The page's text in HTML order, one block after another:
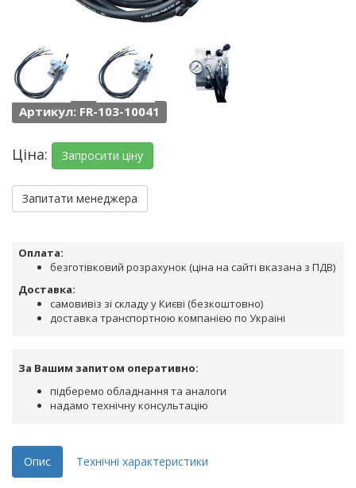
Артикул: FR-103-10041
Ціна: Запросити ціну
Запитати менеджера
Оплата:
безготівковий розрахунок (ціна на сайті вказана з ПДВ)
Доставка:
самовивіз зі складу у Києві (безкоштовно)
доставка транспортною компанією по Україні
За Вашим запитом оперативно:
підберемо обладнання та аналоги
надамо технічну консультацію
Опис Технічні характеристики